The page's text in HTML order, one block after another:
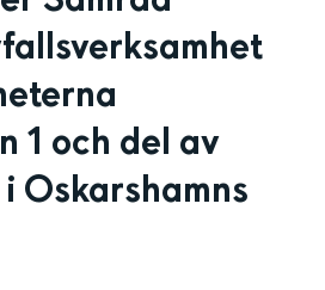
1 och del av
Oskarshamns